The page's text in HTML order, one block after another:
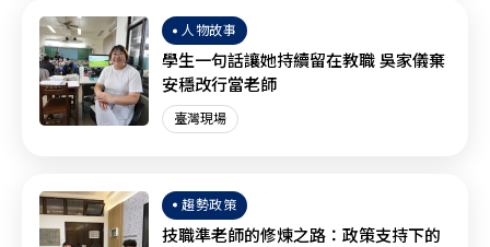
人物故事
學生一句話讓她持續留在教職 吳家儀棄
安穩改行當老師
臺灣現場
趨勢政策
技職準老師的修煉之路：政策支持下的